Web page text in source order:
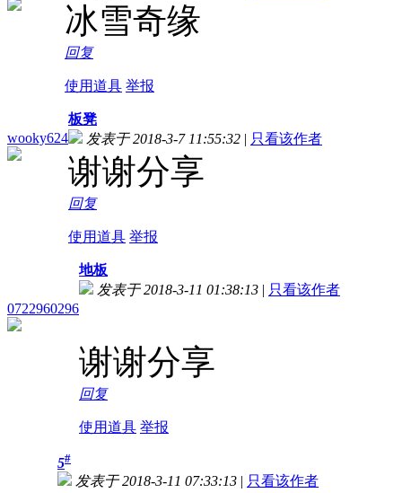
冰雪奇缘
回复
使用道具 举报
wooky624
板凳
发表于 2018-3-7 11:55:32 | 只看该作者
谢谢分享
回复
使用道具 举报
0722960296
地板
发表于 2018-3-11 01:38:13 | 只看该作者
谢谢分享
回复
使用道具 举报
5#
发表于 2018-3-11 07:33:13 | 只看该作者